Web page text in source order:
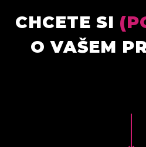
CHCETE SI
O VAŠEM